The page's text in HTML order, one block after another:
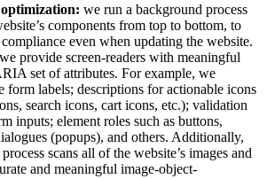
we run a background process
components from top to bottom, to
even when updating the website.
provide screen-readers with meaningful
set of attributes. For example, we
form labels; descriptions for actionable icons
search icons, cart icons, etc.); validation
inputs; element roles such as buttons,
(popups), and others. Additionally,
scans all of the website’s images and
and meaningful image-object-